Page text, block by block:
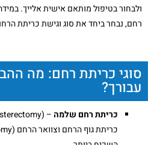
ולבחור בטיפול מותאם אישית אלייך.
רחם, נבחר ביחד את סוג וגישת כריתת
סוגי כריתת רחם: מה
עבורך?
כריתת רחם שלמה